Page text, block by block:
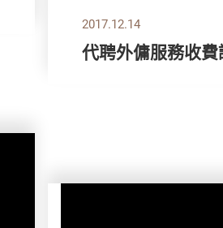
2017.12.14
代聘外傭服務收費